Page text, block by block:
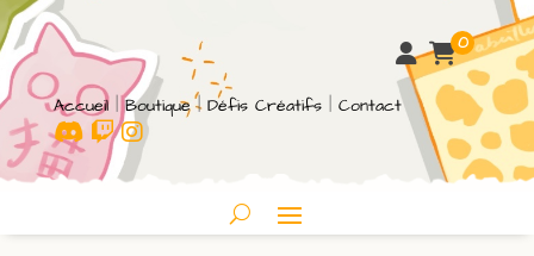
0
Accueil|Boutique| Défis Créatifs| Contact